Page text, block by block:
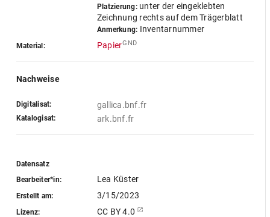
Platzierung:unter der eingeklebten
Zeichnung rechts auf dem Trägerblatt
Anmerkung: Inventarnummer
Material: PapierGND
Nachweise
Digitalisat: gallica.bnf.fr
Katalogisat: ark.bnf.fr
Datensatz
Bearbeiter*in:
Lea Küster
Erstellt am: 3/15/2023
Lizenz: CC BY 4.0